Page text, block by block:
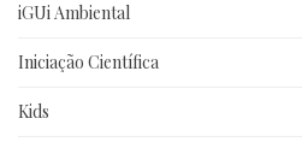
iGUi Ambiental
Iniciação Científica
Kids